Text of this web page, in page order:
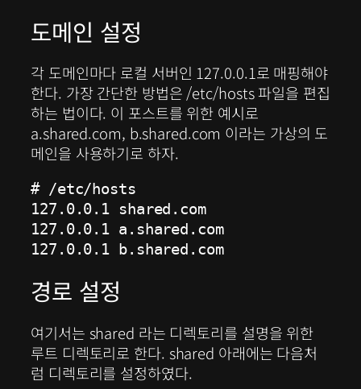
도메인 설정
각 도메인마다 로컬 서버인 127.0.0.1로 매핑해야
한다. 가장 간단한 방법은 /etc/hosts 파일을 편집
하는 법이다. 이 포스트를 위한 예시로
a.shared.com, b.shared.com 이라는 가상의 도
메인을 사용하기로 하자.
# /etc/hosts
127.0.0.1 shared.com
127.0.0.1 a.shared.com
127.0.0.1 b.shared.com
경로 설정
여기서는 shared 라는 디렉토리를 설명을 위한
루트 디렉토리로 한다. shared 아래에는 다음처
럼 디렉토리를 설정하였다.